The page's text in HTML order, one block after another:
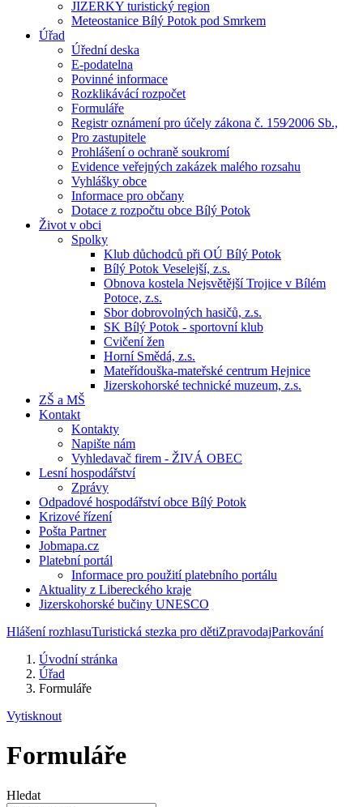
JIZERKY turistický region
Meteostanice Bílý Potok pod Smrkem
Úřad
Úřední deska
E-podatelna
Povinné informace
Rozklikávácí rozpočet
Formuláře
Registr oznámení pro účely zákona č. 159⁄2006 Sb.,
Pro zastupitele
Prohlášení o ochraně soukromí
Evidence veřejných zakázek malého rozsahu
Vyhlášky obce
Informace pro občany
Dotace z rozpočtu obce Bílý Potok
Život v obci
Spolky
Klub důchodců při OÚ Bílý Potok
Bílý Potok Veselejší, z.s.
Obnova kostela Nejsvětější Trojice v Bílém
Potoce, z.s.
Sbor dobrovolných hasičů, z.s.
SK Bílý Potok - sportovní klub
Cvičení žen
Horní Smědá, z.s.
Mateřídouška-mateřské centrum Hejnice
Jizerskohorské technické muzeum, z.s.
ZŠ a MŠ
Kontakt
Kontakty
Napište nám
Vyhledavač firem - ŽIVÁ OBEC
Lesní hospodářství
Zprávy
Odpadové hospodářství obce Bílý Potok
Krizové řízení
Pošta Partner
Jobmapa.cz
Platební portál
Informace pro použití platebního portálu
Aktuality z Libereckého kraje
Jizerskohorské bučiny UNESCO
Hlášení rozhlasuTuristická stezka pro dětiZpravodajParkování
Úvodní stránka
Úřad
Formuláře
Vytisknout
Formuláře
Hledat